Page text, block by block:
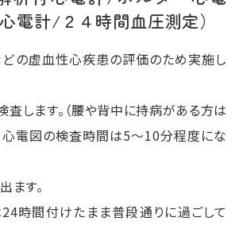
電計/２４時間血圧測定）
の虚血性心疾患の評価のため実施し
します。（腰や背中に持病がある⽅は
⼼電図の検査時間は5〜10分程度にな
ます。
時間付けたまま普段通りに過ごして